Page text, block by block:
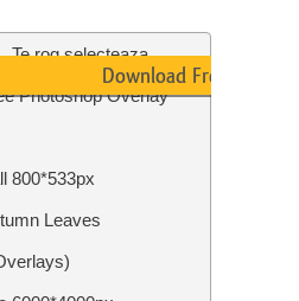
Te rog selecteaza
Photoshop Overlay
800*533px
Leaves
Download Free